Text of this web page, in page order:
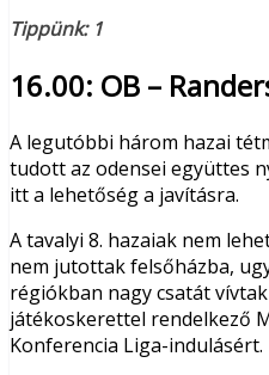
Tippünk: 1
16.00: OB –
A legutóbbi három hazai
tudott az odensei együttes
itt a lehetőség a javításra.
A tavalyi 8. hazaiak nem
nem jutottak felsőházba,
régiókban nagy csatát
játékoskerettel rendelkező
Konferencia Liga-indulásért.